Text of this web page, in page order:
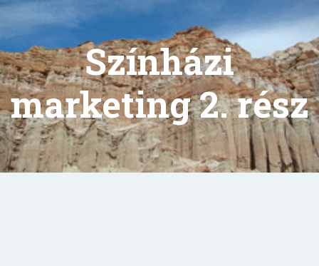
Színházi
marketing 2. rész